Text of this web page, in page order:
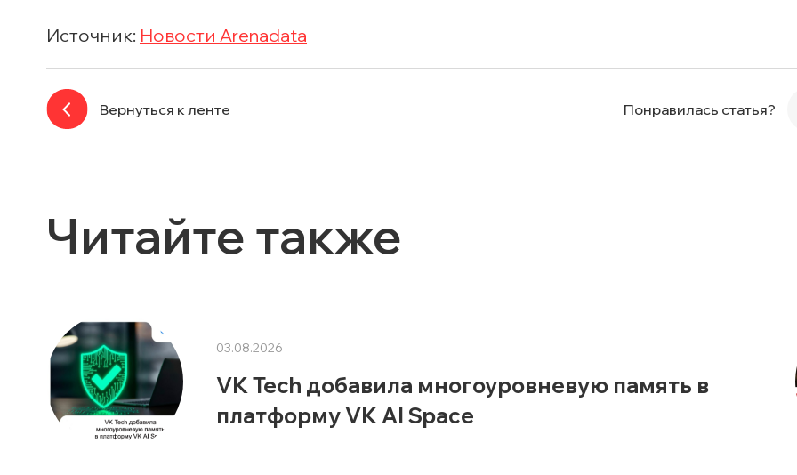
Источник: Новости Arenadata
Вернуться к ленте Понравилась статья?
Читайте также
03.08.2026
VK Tech добавила многоуровневую память в
платформу VK AI Space